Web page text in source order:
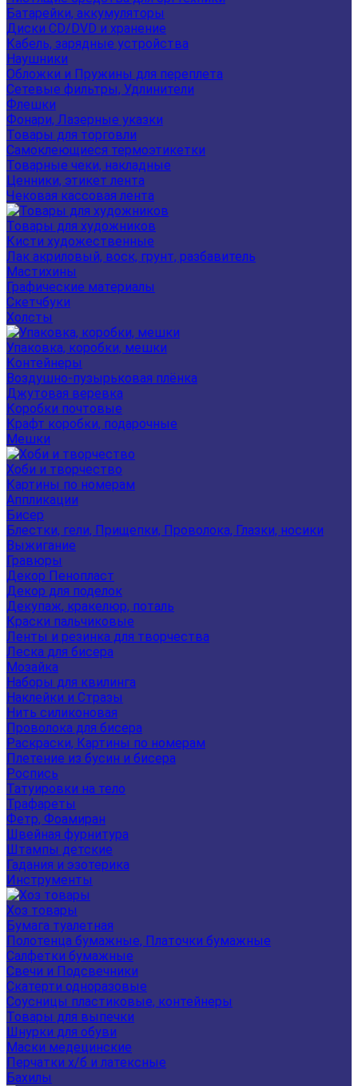
Батарейки, аккумуляторы
Диски CD/DVD и хранение
Кабель, зарядные устройства
Наушники
Обложки и Пружины для переплета
Сетевые фильтры, Удлинители
Флешки
Фонари, Лазерные указки
Товары для торговли
Самоклеющиеся термоэтикетки
Товарные чеки, накладные
Ценники, этикет лента
Чековая кассовая лента
Товары для художников
Кисти художественные
Лак акриловый, воск, грунт, разбавитель
Мастихины
Графические материалы
Скетчбуки
Холсты
Упаковка, коробки, мешки
Контейнеры
Воздушно-пузырьковая плёнка
Джутовая веревка
Коробки почтовые
Крафт коробки, подарочные
Мешки
Хоби и творчество
Картины по номерам
Аппликации
Бисер
Блестки, гели, Прищепки, Проволока, Глазки, носики
Выжигание
Гравюры
Декор Пенопласт
Декор для поделок
Декупаж, кракелюр, поталь
Краски пальчиковые
Ленты и резинка для творчества
Леска для бисера
Мозайка
Наборы для квилинга
Наклейки и Стразы
Нить силиконовая
Проволока для бисера
Раскраски, Картины по номерам
Плетение из бусин и бисера
Роспись
Татуировки на тело
Трафареты
Фетр, Фоамиран
Швейная фурнитура
Штампы детские
Гадания и эзотерика
Инструменты
Хоз товары
Бумага туалетная
Полотенца бумажные, Платочки бумажные
Салфетки бумажные
Свечи и Подсвечники
Скатерти одноразовые
Соусницы пластиковые, контейнеры
Товары для выпечки
Шнурки для обуви
Маски медецинские
Перчатки х/б и латексные
Бахилы